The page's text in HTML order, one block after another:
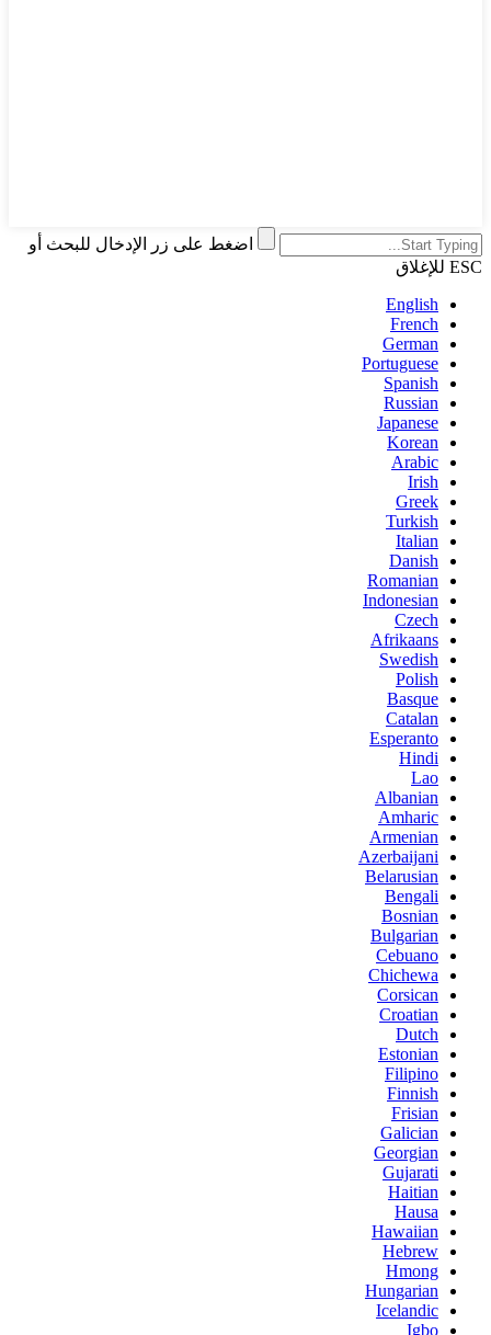
اضغط على زر الإدخال للبحث أو
ESC للإغلاق
English
French
German
Portuguese
Spanish
Russian
Japanese
Korean
Arabic
Irish
Greek
Turkish
Italian
Danish
Romanian
Indonesian
Czech
Afrikaans
Swedish
Polish
Basque
Catalan
Esperanto
Hindi
Lao
Albanian
Amharic
Armenian
Azerbaijani
Belarusian
Bengali
Bosnian
Bulgarian
Cebuano
Chichewa
Corsican
Croatian
Dutch
Estonian
Filipino
Finnish
Frisian
Galician
Georgian
Gujarati
Haitian
Hausa
Hawaiian
Hebrew
Hmong
Hungarian
Icelandic
Igbo